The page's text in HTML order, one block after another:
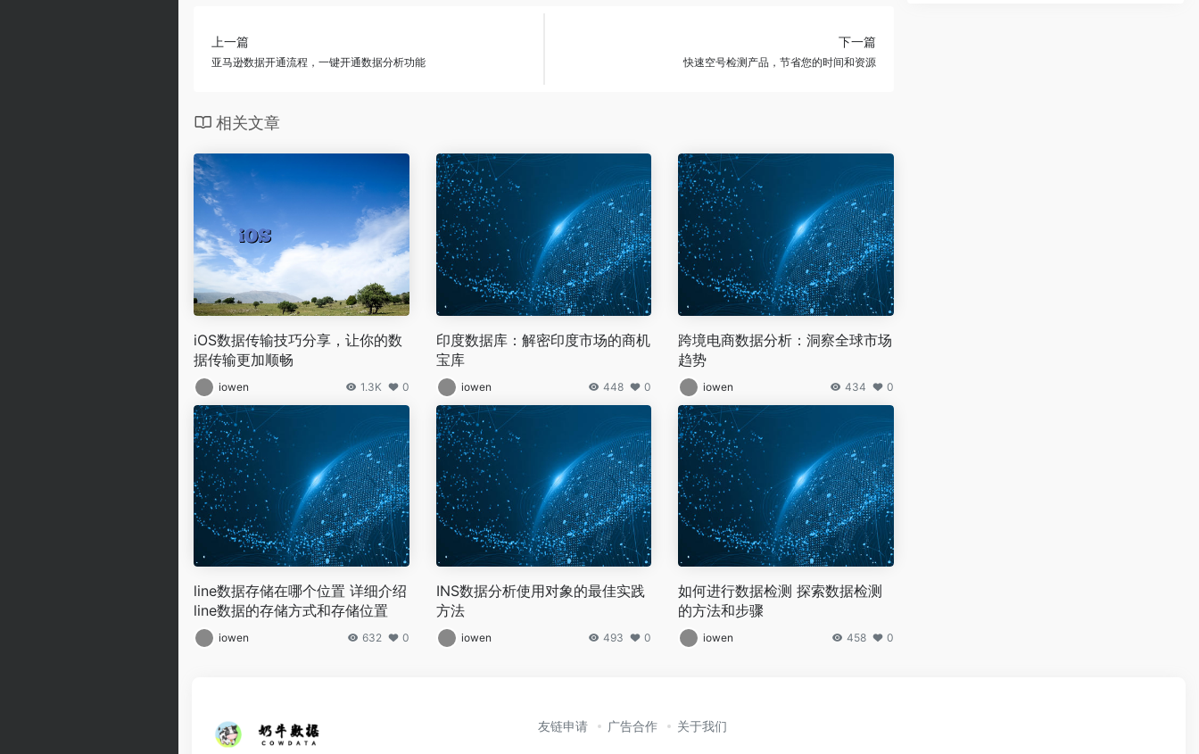
上一篇
亚马逊数据开通流程，一键开通数据分析功能
下一篇
快速空号检测产品，节省您的时间和资源
相关文章
iOS数据传输技巧分享，让你的数
据传输更加顺畅
iowen 1.3K 0
印度数据库：解密印度市场的商机
宝库
iowen 448 0
跨境电商数据分析：洞察全球市场
趋势
iowen 434 0
line数据存储在哪个位置 详细介绍
line数据的存储方式和存储位置
iowen 632 0
INS数据分析使用对象的最佳实践
方法
iowen 493 0
如何进行数据检测 探索数据检测
的方法和步骤
iowen 458 0
友链申请 广告合作 关于我们